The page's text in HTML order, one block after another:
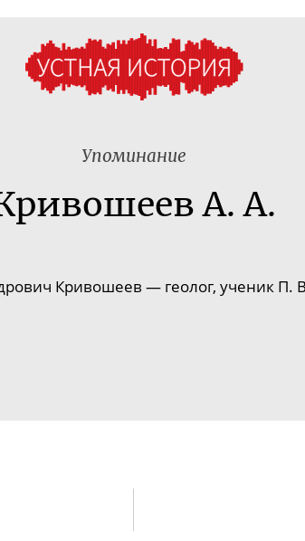
Упоминание
А. А.
Кривошеев —геолог, ученик П.